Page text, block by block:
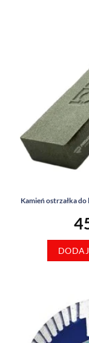
Kamień ostrzałka